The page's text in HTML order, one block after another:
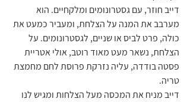
דייב חוזר, עם גסטרונומים ומלקחיים. הוא
מערבב את המנה על הצלחת, ומעביר כמעט את
כולה, פרט לביס או שניים, לגסטרונומים. על
הצלחת, נשאר מעט מאוד רוטב, אולי אטריית
פסטה בודדה, עליה נזרקת פרוסת לחם מחמצת
טריה.
דייב מניח את המכסה מעל הצלחות ומגיש לנו